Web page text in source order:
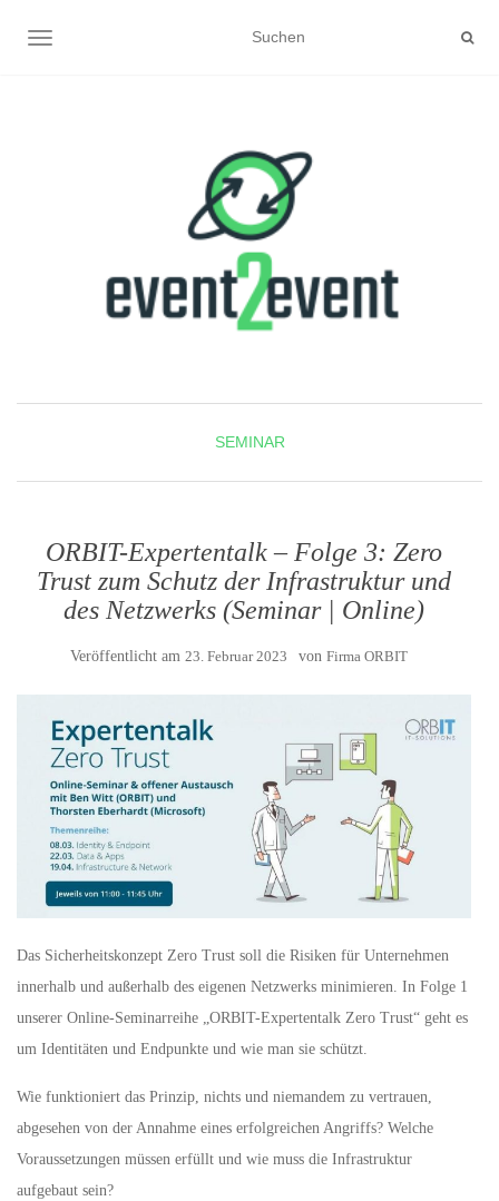
NAVIGATION UMSCHALTEN
SEMINAR
ORBIT-Expertentalk – Folge 3: Zero
Trust zum Schutz der Infrastruktur und
des Netzwerks (Seminar | Online)
Veröffentlicht am 23. Februar 2023 von Firma ORBIT
Das Sicherheitskonzept Zero Trust soll die Risiken für Unternehmen
innerhalb und außerhalb des eigenen Netzwerks minimieren. In Folge 1
unserer Online-Seminarreihe „ORBIT-Expertentalk Zero Trust“ geht es
um Identitäten und Endpunkte und wie man sie schützt.
Wie funktioniert das Prinzip, nichts und niemandem zu vertrauen,
abgesehen von der Annahme eines erfolgreichen Angriffs? Welche
Voraussetzungen müssen erfüllt und wie muss die Infrastruktur
aufgebaut sein?